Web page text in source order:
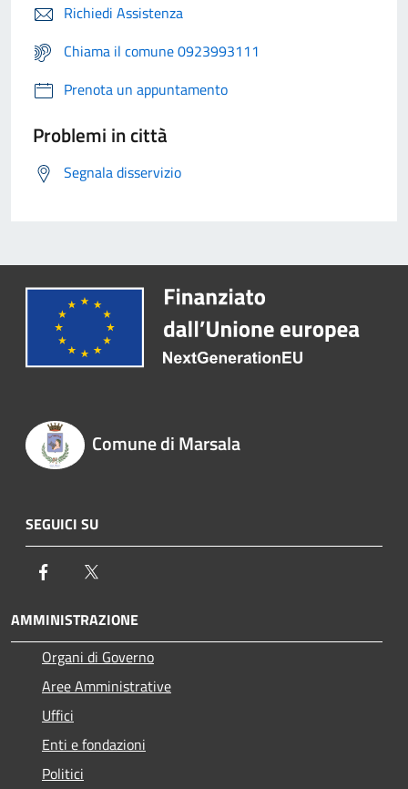
Richiedi Assistenza
Chiama il comune 0923993111
Prenota un appuntamento
Problemi in città
Segnala disservizio
Comune di Marsala
SEGUICI SU
Facebook
AMMINISTRAZIONE
Organi di Governo
Aree Amministrative
Uffici
Enti e fondazioni
Politici